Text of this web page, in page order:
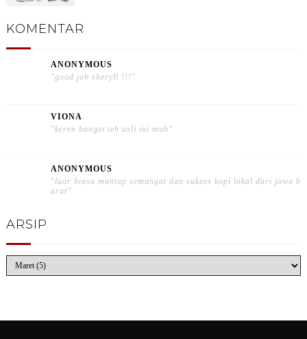
KOMENTAR
ANONYMOUS
"good job sheryll !!!"
VIONA
"keren banget teh asli ini mah"
ANONYMOUS
"luar biasa mantap semangat dan sukses kopi lokal dari jawa b
arat"
ARSIP